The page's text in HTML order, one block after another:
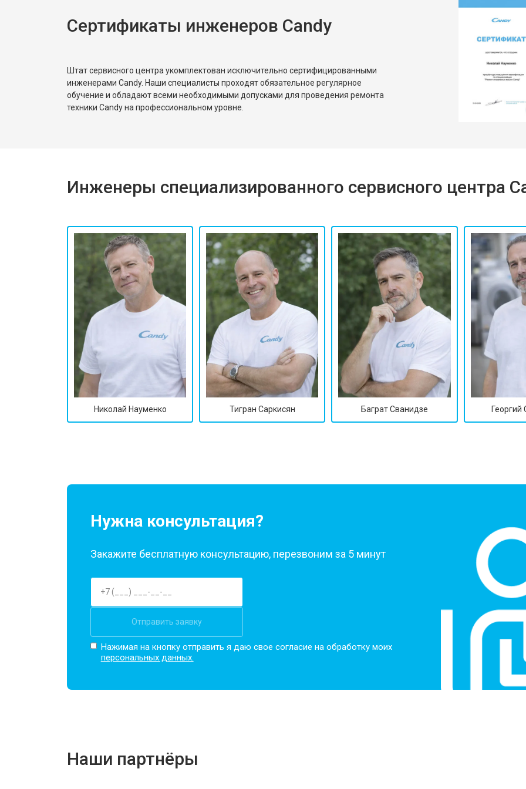
Сертификаты инженеров Candy
Штат сервисного центра укомплектован исключительно сертифицированными
инженерами Candy. Наши специалисты проходят обязательное регулярное
обучение и обладают всеми необходимыми допусками для проведения ремонта
техники Candy на профессиональном уровне.
Инженеры специализированного сервисного центра
Николай Науменко Тигран Саркисян Баграт Сванидзе Георгий
Нужна консультация?
Закажите бесплатную консультацию, перезвоним за 5 минут
Отправить заявку
Нажимая на кнопку отправить я даю свое согласие на обработку моих
персональных данных.
Наши партнёры